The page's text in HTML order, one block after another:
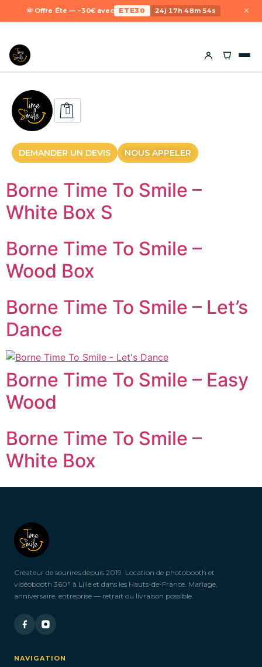
🌞 Offre Été — −30€ avec ETE30 24j 17h 48m 54s ×
DEMANDER UN DEVIS NOUS APPELER
Borne Time To Smile –
White Box S
Borne Time To Smile –
Wood Box
Borne Time To Smile – Let’s
Dance
Borne Time To Smile – Easy
Wood
Borne Time To Smile –
White Box
Créateur de sourires depuis 2019. Location de photobooth et
vidéobooth 360° à Lille et dans les Hauts-de-France. Mariage,
anniversaire, entreprise — retrait ou livraison possible.
NAVIGATION